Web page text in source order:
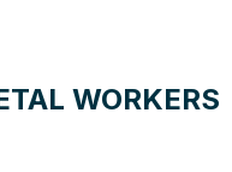
WORKERS